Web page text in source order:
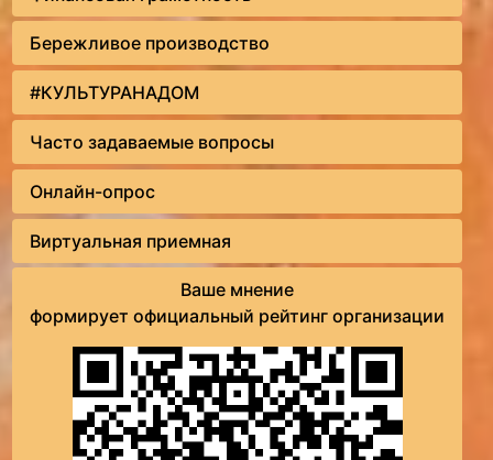
Бережливое производство
#КУЛЬТУРАНАДОМ
Часто задаваемые вопросы
Онлайн-опрос
Виртуальная приемная
Ваше мнение
формирует официальный рейтинг организации